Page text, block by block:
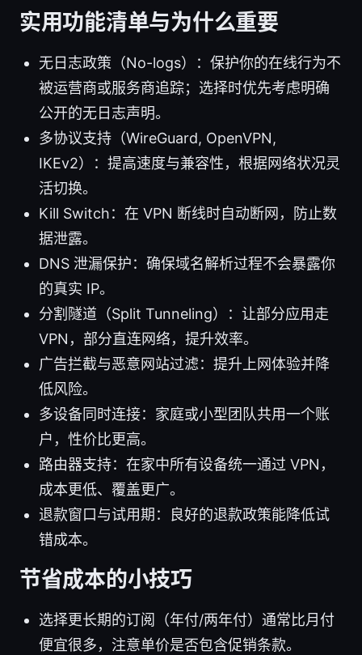
实用功能清单与为什么重要
无日志政策（No-logs）：保护你的在线行为不
被运营商或服务商追踪；选择时优先考虑明确
公开的无日志声明。
多协议支持（WireGuard, OpenVPN,
IKEv2）：提高速度与兼容性，根据网络状况灵
活切换。
Kill Switch：在 VPN 断线时自动断网，防止数
据泄露。
DNS 泄漏保护：确保域名解析过程不会暴露你
的真实 IP。
分割隧道（Split Tunneling）：让部分应用走
VPN，部分直连网络，提升效率。
广告拦截与恶意网站过滤：提升上网体验并降
低风险。
多设备同时连接：家庭或小型团队共用一个账
户，性价比更高。
路由器支持：在家中所有设备统一通过 VPN，
成本更低、覆盖更广。
退款窗口与试用期：良好的退款政策能降低试
错成本。
节省成本的小技巧
选择更长期的订阅（年付/两年付）通常比月付
便宜很多，注意单价是否包含促销条款。